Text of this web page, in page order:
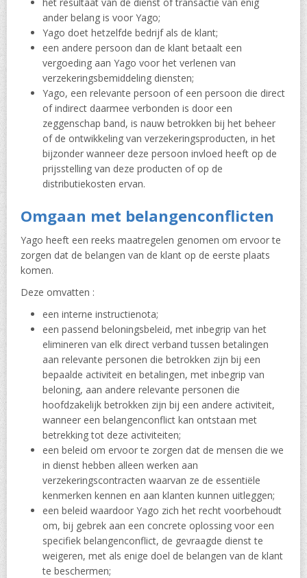
ander belang is voor Yago;
Yago doet hetzelfde bedrijf als de klant;
een andere persoon dan de klant betaalt een
vergoeding aan Yago voor het verlenen van
verzekeringsbemiddeling diensten;
Yago, een relevante persoon of een persoon die direct
of indirect daarmee verbonden is door een
zeggenschap band, is nauw betrokken bij het beheer
of de ontwikkeling van verzekeringsproducten, in het
bijzonder wanneer deze persoon invloed heeft op de
prijsstelling van deze producten of op de
distributiekosten ervan.
Omgaan met belangenconflicten
Yago heeft een reeks maatregelen genomen om ervoor te
zorgen dat de belangen van de klant op de eerste plaats
komen.
Deze omvatten :
een interne instructienota;
een passend beloningsbeleid, met inbegrip van het
elimineren van elk direct verband tussen betalingen
aan relevante personen die betrokken zijn bij een
bepaalde activiteit en betalingen, met inbegrip van
beloning, aan andere relevante personen die
hoofdzakelijk betrokken zijn bij een andere activiteit,
wanneer een belangenconflict kan ontstaan met
betrekking tot deze activiteiten;
een beleid om ervoor te zorgen dat de mensen die we
in dienst hebben alleen werken aan
verzekeringscontracten waarvan ze de essentiële
kenmerken kennen en aan klanten kunnen uitleggen;
een beleid waardoor Yago zich het recht voorbehoudt
om, bij gebrek aan een concrete oplossing voor een
specifiek belangenconflict, de gevraagde dienst te
weigeren, met als enige doel de belangen van de klant
te beschermen;